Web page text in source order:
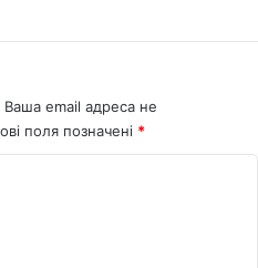
Ваша email адреса не
поля позначені *